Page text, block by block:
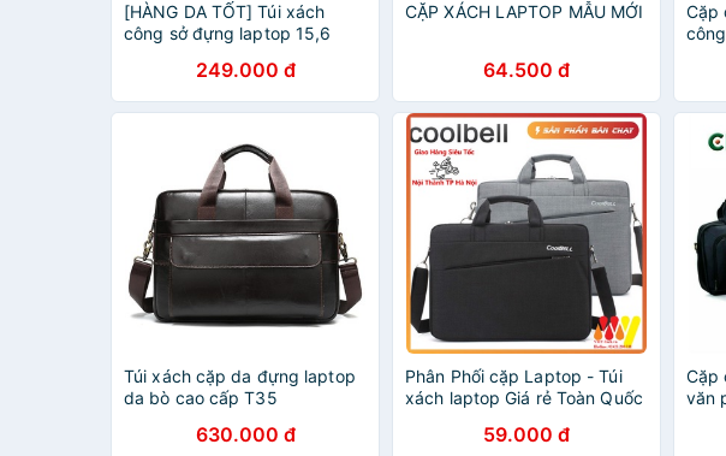
[HÀNG DA TỐT] Túi xách
công sở đựng laptop 15,6
249.000 đ
CẶP XÁCH LAPTOP MẪU MỚI
64.500 đ
Cặp
Túi xách cặp da đựng laptop
da bò cao cấp T35
630.000 đ
Phân Phối cặp Laptop - Túi
xách laptop Giá rẻ Toàn Quốc
59.000 đ
Cặp
văn